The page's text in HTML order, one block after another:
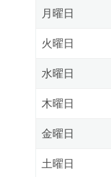
月曜日
火曜日
水曜日
木曜日
金曜日
土曜日